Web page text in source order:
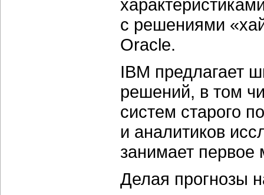
с решениями
Oracle.
IBM предлагает
решений, в том
систем старого
и аналитиков
занимает первое
Делая прогнозы